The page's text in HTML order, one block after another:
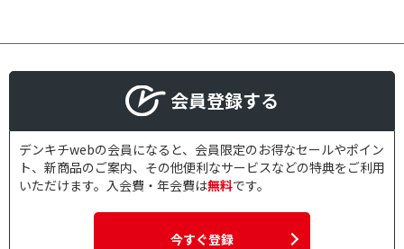
会員登録する
デンキチwebの会員になると、会員限定のお得なセールやポイン
ト、新商品のご案内、その他便利なサービスなどの特典をご利用
いただけます。入会費・年会費は無料です。
今すぐ登録